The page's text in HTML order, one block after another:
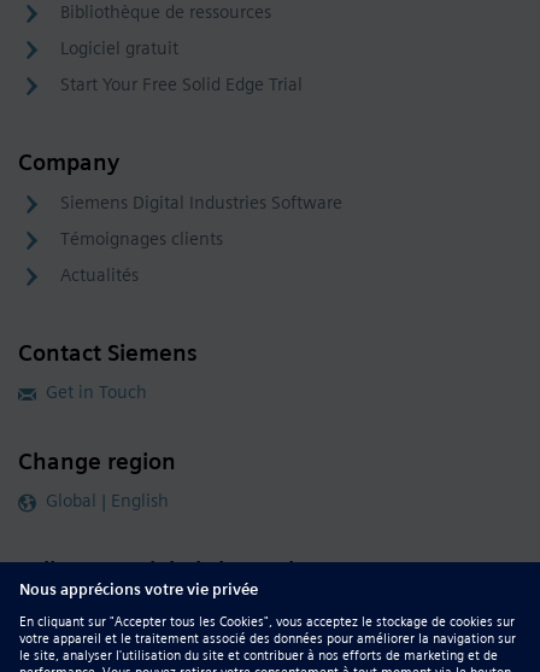
Bibliothèque de ressources
Logiciel gratuit
Start Your Free Solid Edge Trial
Company
Siemens Digital Industries Software
Témoignages clients
Actualités
Contact Siemens
Get in Touch
Change region
Global | English
Follow our global channels